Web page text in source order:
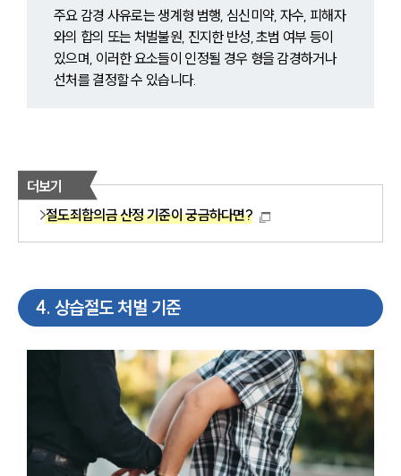
센터소개
센터소개
대륜의 강점
오시는 길
글로벌 파트너 로펌
주요 감경 사유로는 생계형 범행, 심신미약, 자수, 피해자
와의 합의 또는 처벌불원, 진지한 반성, 초범 여부 등이
있으며, 이러한 요소들이 인정될 경우 형을 감경하거나
선처를 결정할 수 있습니다.
더보기
절도죄합의금 산정 기준이 궁금하다면?
4. 상습절도 처벌 기준